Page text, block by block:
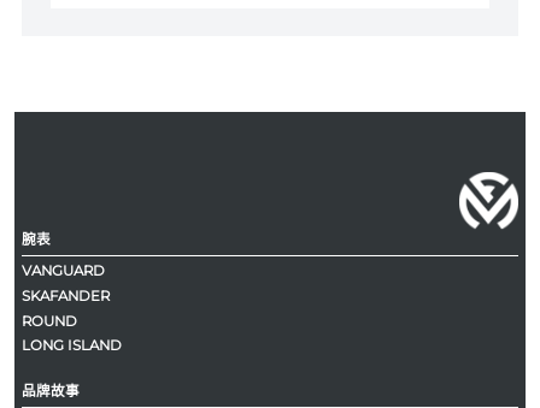
腕表
VANGUARD
SKAFANDER
ROUND
LONG ISLAND
品牌故事